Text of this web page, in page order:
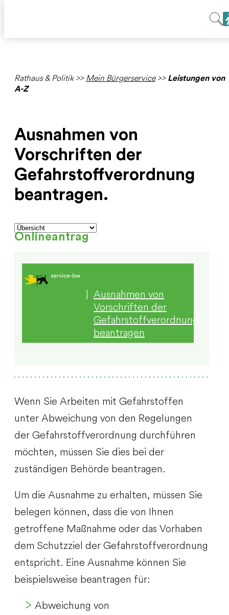
Rathaus & Politik>> Mein Bürgerservice>> Leistungen von
A-Z
Ausnahmen von
Vorschriften der
Gefahrstoffverordnung
beantragen.
Onlineantrag
| Ausnahmen von
Vorschriften der
Gefahrstoffverordnung
beantragen
Wenn Sie Arbeiten mit Gefahrstoffen
unter Abweichung von den Regelungen
der Gefahrstoffverordnung durchführen
möchten, müssen Sie dies bei der
zuständigen Behörde beantragen.
Um die Ausnahme zu erhalten, müssen Sie
belegen können, dass die von Ihnen
getroffene Maßnahme oder das Vorhaben
dem Schutzziel der Gefahrstoffverordnung
entspricht. Eine Ausnahme können Sie
beispielsweise beantragen für:
Abweichung von